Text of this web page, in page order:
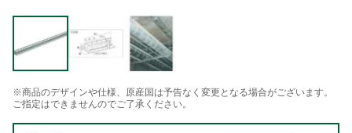
※商品のデザインや仕様、原産国は予告なく変更となる場合がございます。
ご指定はできませんのでご了承ください。